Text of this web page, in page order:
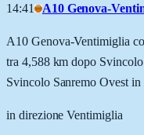
14:41 A10 Genova-
A10 Genova-Ventimiglia
tra 4,588 km dopo
Svincolo Sanremo Ovest
in direzione Ventimiglia